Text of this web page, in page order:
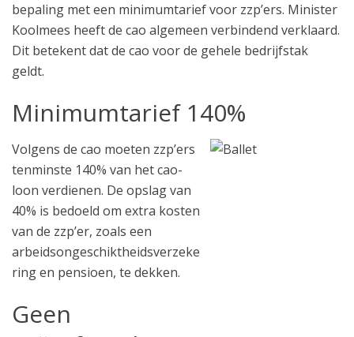
bepaling met een minimumtarief voor zzp’ers. Minister
Koolmees heeft de cao algemeen verbindend verklaard.
Dit betekent dat de cao voor de gehele bedrijfstak
geldt.
Minimumtarief 140%
Volgens de cao moeten zzp’ers
tenminste 140% van het cao-
loon verdienen. De opslag van
40% is bedoeld om extra kosten
van de zzp’er, zoals een
arbeidsongeschiktheidsverzeke
ring en pensioen, te dekken.
Geen